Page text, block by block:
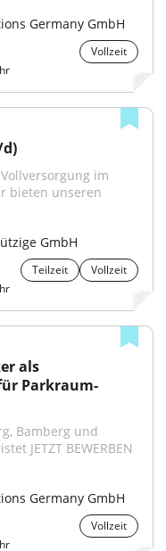
Germany GmbH
Vollzeit
im
bieten unseren
GmbH
Teilzeit
Vollzeit
als
Parkraum-
Bamberg und
JETZT BEWERBEN
Germany GmbH
Vollzeit